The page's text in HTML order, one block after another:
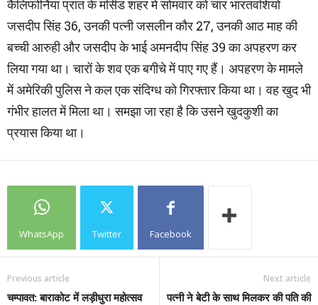
कैलिफोर्निया प्रांत के मर्सिड शहर में सोमवार को चार भारतवंशियों
जसदीप सिंह 36, उनकी पत्नी जसलीन कौर 27, उनकी आठ माह की
बच्ची आरुही और जसदीप के भाई अमनदीप सिंह 39 का अपहरण कर
लिया गया था। चारों के शव एक बगीचे में पाए गए हैं। अपहरण के मामले
में अमेरिकी पुलिस ने कल एक संदिग्ध को गिरफ्तार किया था। वह खुद भी
गंभीर हालत में मिला था। समझा जा रहा है कि उसने खुदकुशी का
प्रयास किया था।
WhatsApp Twitter Facebook
Previous article
चम्पावत: बाराकोट में लड़ीधुरा महोत्सव
Next article
पत्नी ने बेटी के साथ मिलकर की पति की